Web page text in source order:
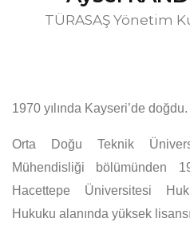
TÜRASAŞ Yönetim
1970 yılında Kayseri’de doğdu.
Orta Doğu Teknik
Mühendisliği bölümünden
Hacettepe Üniversitesi
Hukuku alanında yüksek